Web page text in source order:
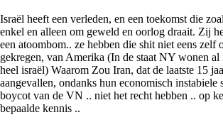
Israël heeft een verleden, en een toekomst die
enkel en alleen om geweld en oorlog draait. Zij
een atoombom.. ze hebben die shit niet eens
gekregen, van Amerika (In de staat NY wonen al
heel israël) Waarom Zou Iran, dat de laatste 15
aangevallen, ondanks hun economisch instabiele
boycot van de VN .. niet het recht hebben .. op
bepaalde kennis ..